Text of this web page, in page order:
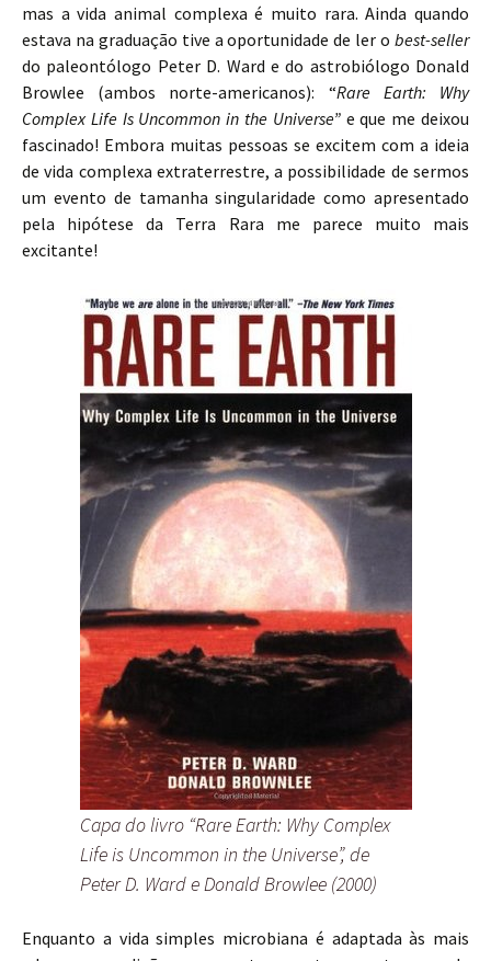
mas a vida animal complexa é muito rara. Ainda quando
estava na graduação tive a oportunidade de ler o best-seller
do paleontólogo Peter D. Ward e do astrobiólogo Donald
Browlee (ambos norte-americanos): “Rare Earth: Why
Complex Life Is Uncommon in the Universe” e que me deixou
fascinado! Embora muitas pessoas se excitem com a ideia
de vida complexa extraterrestre, a possibilidade de sermos
um evento de tamanha singularidade como apresentado
pela hipótese da Terra Rara me parece muito mais
excitante!
Capa do livro “Rare Earth: Why Complex
Life is Uncommon in the Universe”, de
Peter D. Ward e Donald Browlee (2000)
Enquanto a vida simples microbiana é adaptada às mais